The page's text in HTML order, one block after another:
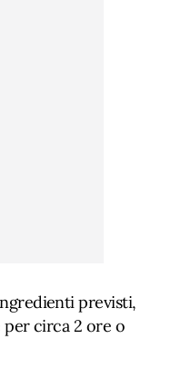
previsti,
per circa 2 ore o